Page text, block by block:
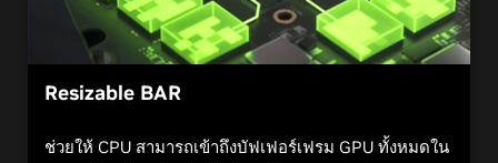
Resizable BAR
ช่วยให้ CPU สามารถเข้าถึงบัฟเฟอร์เฟรม GPU ทั้งหมดใน